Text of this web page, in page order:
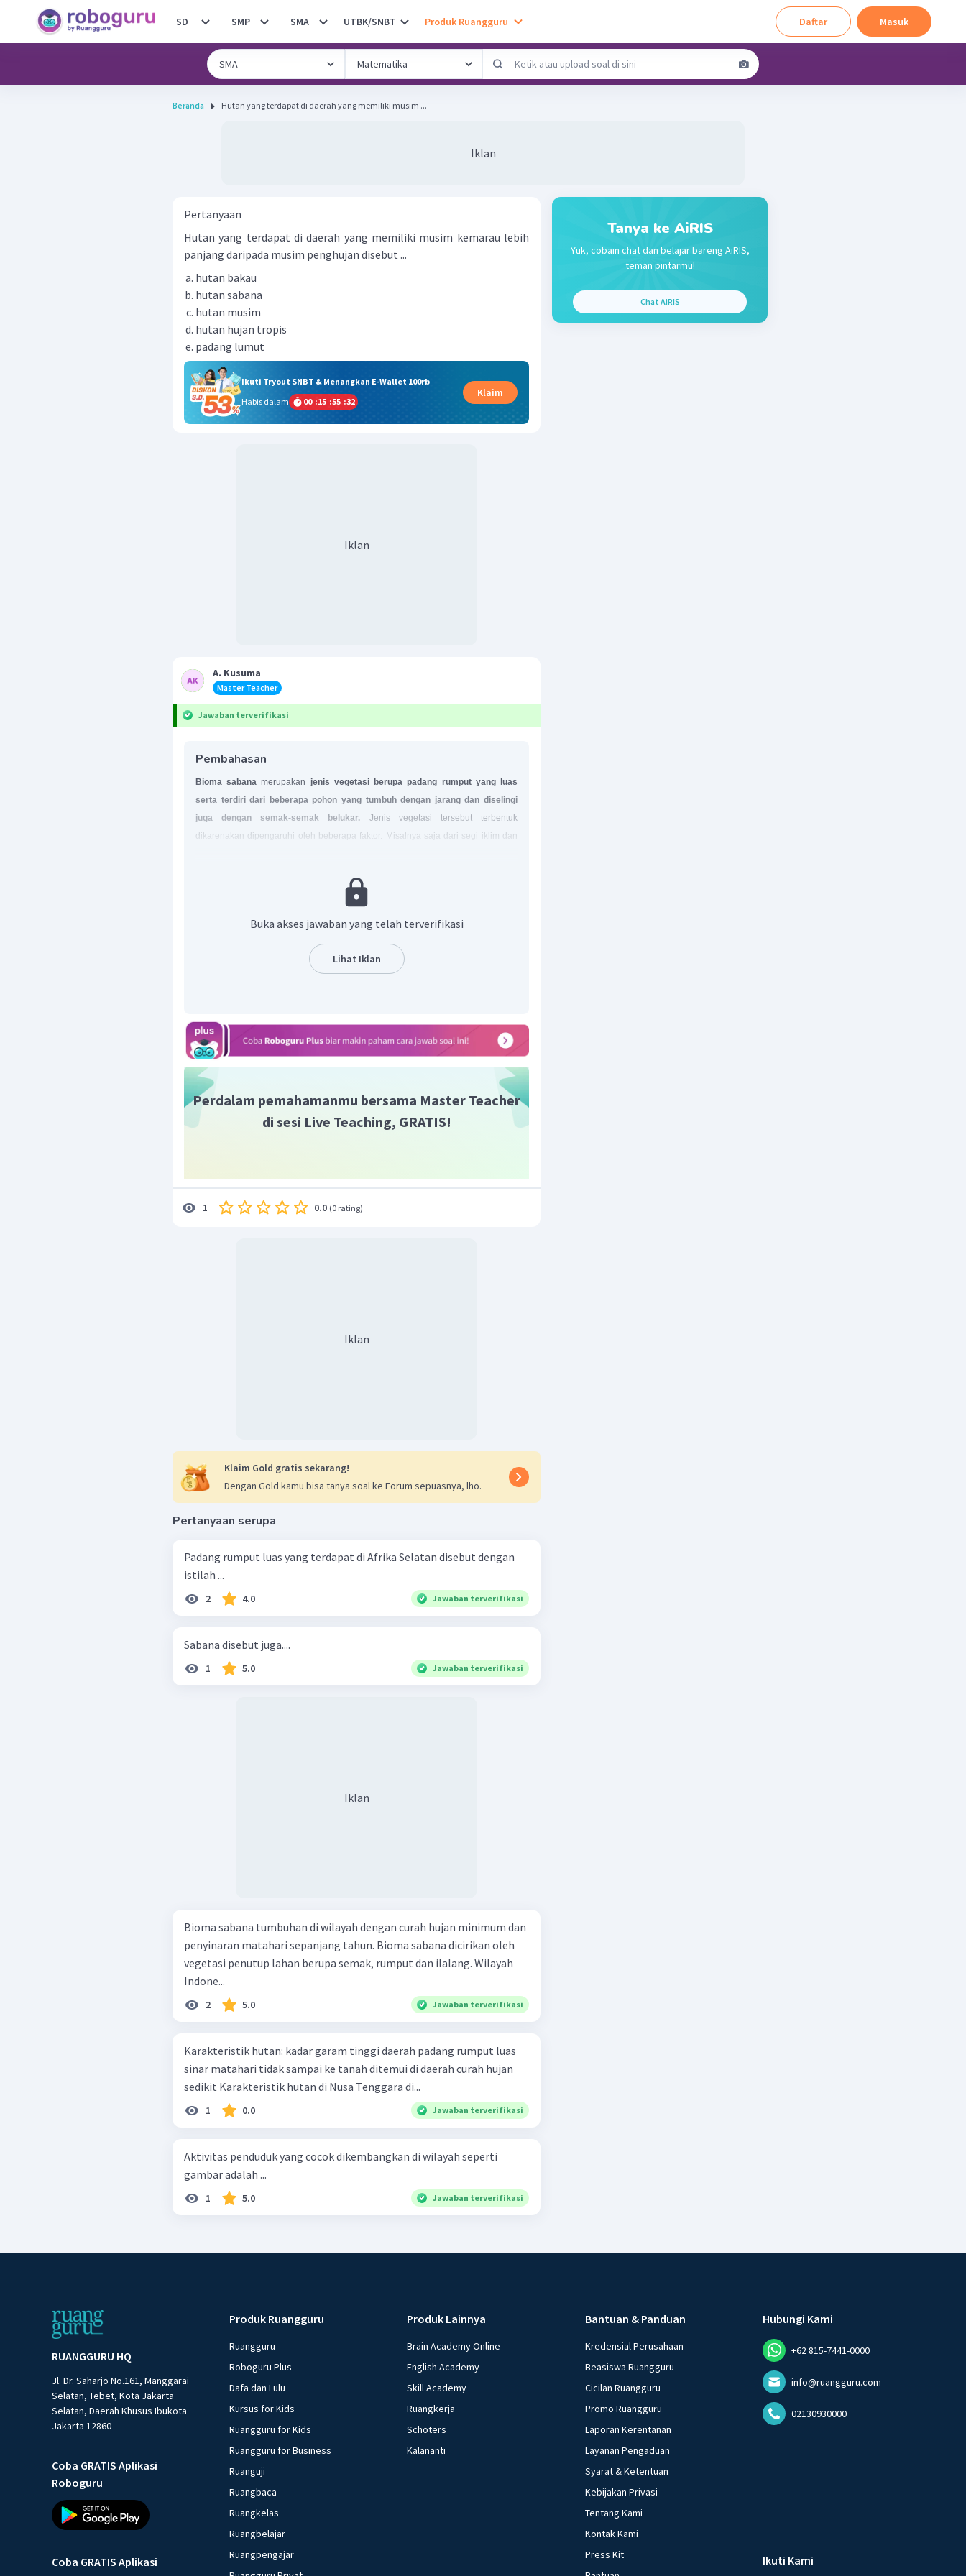
SD SMP SMA UTBK/SNBT Produk Ruangguru Daftar Masuk
Beranda Hutan yang terdapat di daerah yang memiliki musim ...
Iklan
Pertanyaan
Hutan yang terdapat di daerah yang memiliki musim kemarau lebih
panjang daripada musim penghujan disebut ...
hutan bakau
hutan sabana
hutan musim
hutan hujan tropis
padang lumut
Ikuti Tryout SNBT & Menangkan E-Wallet 100rb
Habis dalam
00 :15 :55 :31
Klaim
Iklan
A. Kusuma
Master Teacher
Jawaban terverifikasi
Pembahasan
Bioma sabana merupakan
jenis vegetasi berupa padang rumput yang luas
serta terdiri dari beberapa pohon yang tumbuh dengan jarang dan diselingi
juga dengan semak-semak belukar. Jenis vegetasi tersebut terbentuk
dikarenakan dipengaruhi oleh beberapa faktor. Misalnya saja dari segi iklim dan
Jadi, jawaban yang tepat adalah B.
Buka akses jawaban yang telah terverifikasi
Lihat Iklan
Perdalam pemahamanmu bersama Master Teacher
di sesi Live Teaching, GRATIS!
1 0.0 (0 rating)
Iklan
Klaim Gold gratis sekarang!
Dengan Gold kamu bisa tanya soal ke Forum sepuasnya, lho.
Pertanyaan serupa
Padang rumput luas yang terdapat di Afrika Selatan disebut dengan
istilah ...
2 4.0 Jawaban terverifikasi
Sabana disebut juga....
1 5.0 Jawaban terverifikasi
Iklan
Bioma sabana tumbuhan di wilayah dengan curah hujan minimum dan
penyinaran matahari sepanjang tahun. Bioma sabana dicirikan oleh
vegetasi penutup lahan berupa semak, rumput dan ilalang. Wilayah
Indone...
2 5.0 Jawaban terverifikasi
Karakteristik hutan: kadar garam tinggi daerah padang rumput luas
sinar matahari tidak sampai ke tanah ditemui di daerah curah hujan
sedikit Karakteristik hutan di Nusa Tenggara di...
1 0.0 Jawaban terverifikasi
Aktivitas penduduk yang cocok dikembangkan di wilayah seperti
gambar adalah ...
1 5.0 Jawaban terverifikasi
Tanya ke AiRIS
Yuk, cobain chat dan belajar bareng AiRIS,
teman pintarmu!
Chat AiRIS
RUANGGURU HQ
Jl. Dr. Saharjo No.161, Manggarai
Selatan, Tebet, Kota Jakarta
Selatan, Daerah Khusus Ibukota
Jakarta 12860
Coba GRATIS Aplikasi
Roboguru
Coba GRATIS Aplikasi
Produk Ruangguru
Ruangguru
Roboguru Plus
Dafa dan Lulu
Kursus for Kids
Ruangguru for Kids
Ruangguru for Business
Ruanguji
Ruangbaca
Ruangkelas
Ruangbelajar
Ruangpengajar
Produk Lainnya
Brain Academy Online
English Academy
Skill Academy
Ruangkerja
Schoters
Kalananti
Bantuan & Panduan
Kredensial Perusahaan
Beasiswa Ruangguru
Cicilan Ruangguru
Promo Ruangguru
Laporan Kerentanan
Layanan Pengaduan
Syarat & Ketentuan
Kebijakan Privasi
Tentang Kami
Kontak Kami
Press Kit
Hubungi Kami
+62 815-7441-0000
info@ruangguru.com
02130930000
Ikuti Kami